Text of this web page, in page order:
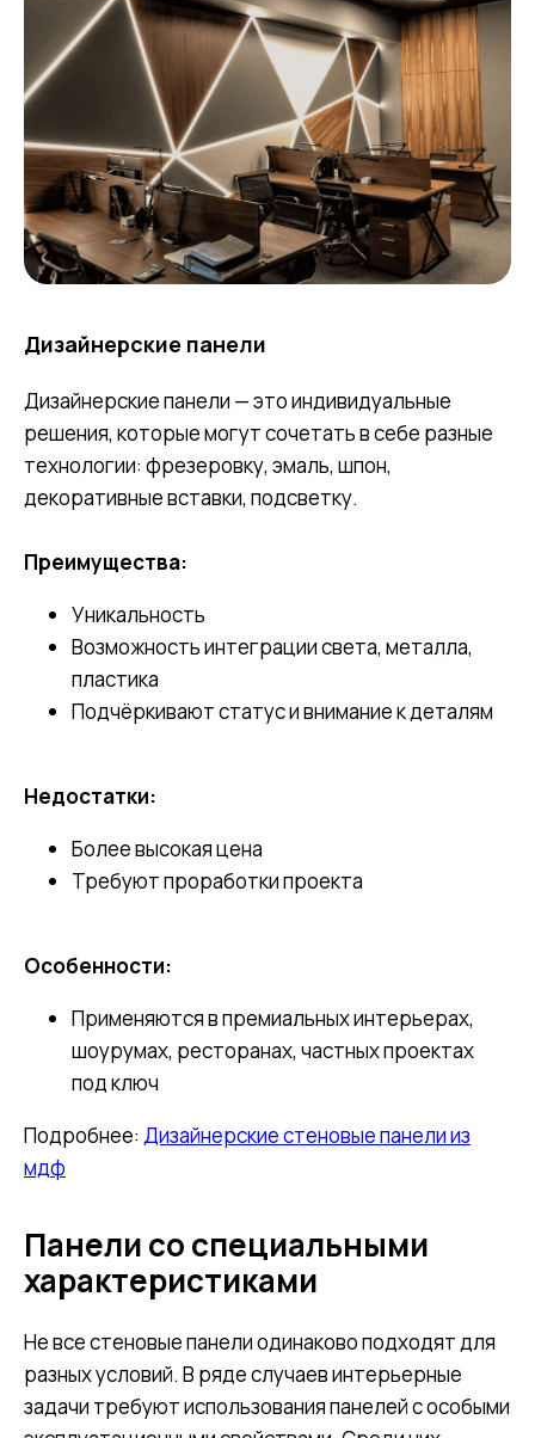
Дизайнерские панели
Дизайнерские панели — это индивидуальные
решения, которые могут сочетать в себе разные
технологии: фрезеровку, эмаль, шпон,
декоративные вставки, подсветку.
Преимущества:
Уникальность
Возможность интеграции света, металла,
пластика
Подчёркивают статус и внимание к деталям
Недостатки:
Более высокая цена
Требуют проработки проекта
Особенности:
Применяются в премиальных интерьерах,
шоурумах, ресторанах, частных проектах
под ключ
Подробнее: Дизайнерские стеновые панели из
мдф
Панели со специальными
характеристиками
Не все стеновые панели одинаково подходят для
разных условий. В ряде случаев интерьерные
задачи требуют использования панелей с особыми